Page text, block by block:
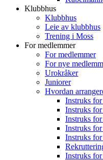
Klubbhus
Klubbhus
Leie av klubbhus
Trening i Moss
For medlemmer
For medlemmer
For nye
Urokråker
Juniorer
Hvordan
Instruks
Instruks
Instruks
Instruks
Instruks
Instruks